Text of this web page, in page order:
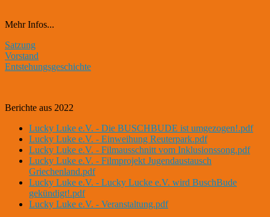
Mehr Infos...
Satzung
Vorstand
Entstehungsgeschichte
Berichte aus 2022
Lucky Luke e.V. - Die BUSCHBUDE ist umgezogen!.pdf
Lucky Luke e.V. - Einweihung Reuterpark.pdf
Lucky Luke e.V. - Filmausschnitt vom Inklusionssong.pdf
Lucky Luke e.V. - Filmprojekt Jugendaustausch
Griechenland.pdf
Lucky Luke e.V. - Lucky Lucke e.V. wird BuschBude
gekündigt!.pdf
Lucky Luke e.V. - Veranstaltung.pdf